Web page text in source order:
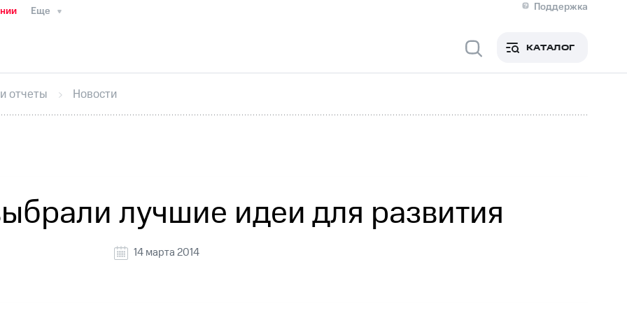
Еще
Поддержка
Медиа-центр
ИнтервьюФинансовая отчетностьКонтактыНовости в регионе
секретарьРаскрытие информации
кабинет акционераАкционерный капиталКонтроль и аудитРынок акций
КАТАЛОГ
отчеты Новости
лучшие идеи для развития
14 марта 2014